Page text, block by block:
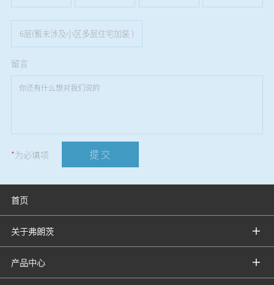
6层(暂未涉及小区多层住宅加装 )
留言
*为必填项 提 交
首页
关于弗朗茨
产品中心